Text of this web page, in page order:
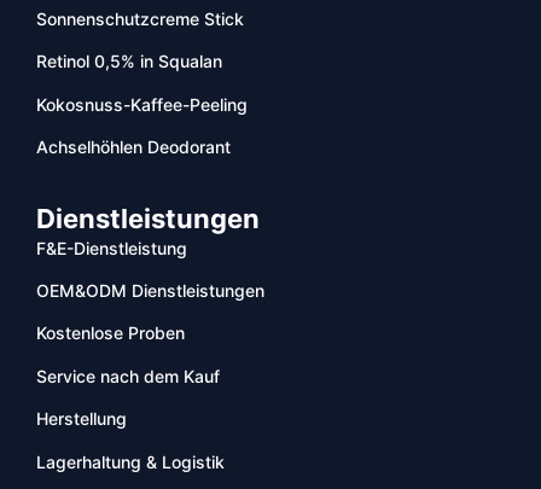
Sonnenschutzcreme Stick
Retinol 0,5% in Squalan
Kokosnuss-Kaffee-Peeling
Achselhöhlen Deodorant
Dienstleistungen
F&E-Dienstleistung
OEM&ODM Dienstleistungen
Kostenlose Proben
Service nach dem Kauf
Herstellung
Lagerhaltung & Logistik